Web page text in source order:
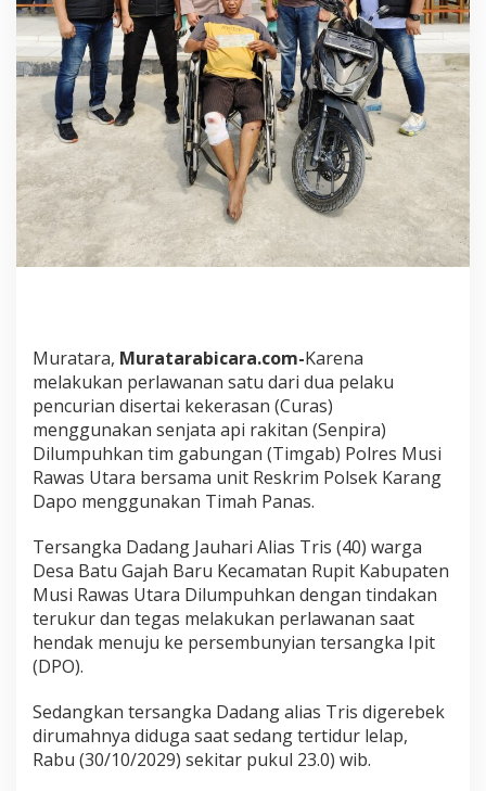
S
e
n
p
i
r
a
D
i
l
u
T
m
a
b
P
o
e
s
M
u
i
w
a
U
Muratara, Muratarabicara.com-Karena
melakukan perlawanan satu dari dua pelaku
pencurian disertai kekerasan (Curas)
menggunakan senjata api rakitan (Senpira)
Dilumpuhkan tim gabungan (Timgab) Polres Musi
Rawas Utara bersama unit Reskrim Polsek Karang
Dapo menggunakan Timah Panas.
Tersangka Dadang Jauhari Alias Tris (40) warga
Desa Batu Gajah Baru Kecamatan Rupit Kabupaten
Musi Rawas Utara Dilumpuhkan dengan tindakan
terukur dan tegas melakukan perlawanan saat
hendak menuju ke persembunyian tersangka Ipit
(DPO).
Sedangkan tersangka Dadang alias Tris digerebek
dirumahnya diduga saat sedang tertidur lelap,
Rabu (30/10/2029) sekitar pukul 23.0) wib.